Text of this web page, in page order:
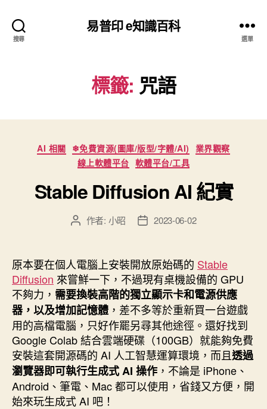
搜尋
易普印 e知識百科
選單
標籤: 咒語
分
類
AI 相關 ❄免費資源(圖庫/版型/字體/AI)
業界觀察
線上軟體平台 軟體平台/工具
Stable Diffusion AI 紀實
文
者
作者: 小昭
文
佈
日
期
2023-06-02
原本要在個人電腦上安裝開放原始碼的 Stable
Diffusion 來嘗鮮一下，不過現有桌機設備的 GPU
不夠力， 需要換裝高階的獨立顯示卡和電源供應
器，以及增加記憶體 ，差不多等於重新買一台遊戲
用的高檔電腦，只好作罷另尋其他途徑。還好找到
Google Colab 結合雲端硬碟（100GB）就能夠免費
安裝這套開源碼的 AI 人工智慧運算環境，而且透過
瀏覽器即可執行生成式 AI 操作 ，不論是 iPhone、
Android、筆電、Mac 都可以使用，省錢又方便，開
始來玩生成式 AI 吧！